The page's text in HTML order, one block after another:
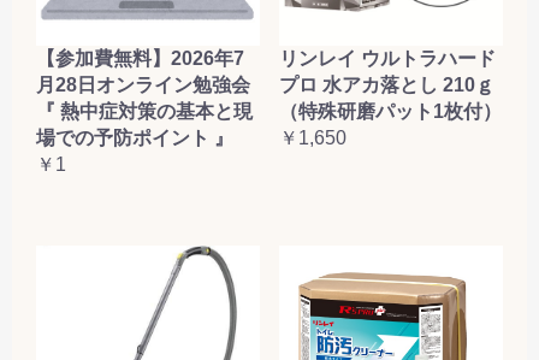
【参加費無料】2026年7
月28日オンライン勉強会
『 熱中症対策の基本と現
場での予防ポイント 』
￥1
リンレイ ウルトラハード
プロ 水アカ落とし 210ｇ
（特殊研磨パット1枚付）
￥1,650